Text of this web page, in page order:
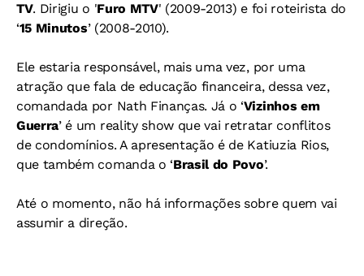
TV. Dirigiu o 'Furo MTV' (2009-2013) e foi roteirista do
‘15 Minutos’ (2008-2010).
Ele estaria responsável, mais uma vez, por uma
atração que fala de educação financeira, dessa vez,
comandada por Nath Finanças. Já o ‘Vizinhos em
Guerra’ é um reality show que vai retratar conflitos
de condomínios. A apresentação é de Katiuzia Rios,
que também comanda o ‘Brasil do Povo’.
Até o momento, não há informações sobre quem vai
assumir a direção.